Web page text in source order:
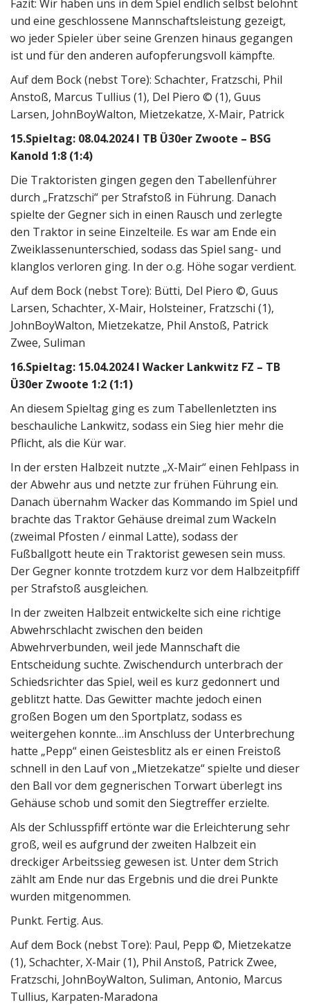
Fazit: Wir haben uns in dem Spiel endlich selbst belohnt
und eine geschlossene Mannschaftsleistung gezeigt,
wo jeder Spieler über seine Grenzen hinaus gegangen
ist und für den anderen aufopferungsvoll kämpfte.
Auf dem Bock (nebst Tore): Schachter, Fratzschi, Phil
Anstoß, Marcus Tullius (1), Del Piero © (1), Guus
Larsen, JohnBoyWalton, Mietzekatze, X-Mair, Patrick
15.Spieltag: 08.04.2024 I TB Ü30er Zwoote – BSG
Kanold 1:8 (1:4)
Die Traktoristen gingen gegen den Tabellenführer
durch „Fratzschi“ per Strafstoß in Führung. Danach
spielte der Gegner sich in einen Rausch und zerlegte
den Traktor in seine Einzelteile. Es war am Ende ein
Zweiklassenunterschied, sodass das Spiel sang- und
klanglos verloren ging. In der o.g. Höhe sogar verdient.
Auf dem Bock (nebst Tore): Bütti, Del Piero ©, Guus
Larsen, Schachter, X-Mair, Holsteiner, Fratzschi (1),
JohnBoyWalton, Mietzekatze, Phil Anstoß, Patrick
Zwee, Suliman
16.Spieltag: 15.04.2024 I Wacker Lankwitz FZ – TB
Ü30er Zwoote 1:2 (1:1)
An diesem Spieltag ging es zum Tabellenletzten ins
beschauliche Lankwitz, sodass ein Sieg hier mehr die
Pflicht, als die Kür war.
In der ersten Halbzeit nutzte „X-Mair“ einen Fehlpass in
der Abwehr aus und netzte zur frühen Führung ein.
Danach übernahm Wacker das Kommando im Spiel und
brachte das Traktor Gehäuse dreimal zum Wackeln
(zweimal Pfosten / einmal Latte), sodass der
Fußballgott heute ein Traktorist gewesen sein muss.
Der Gegner konnte trotzdem kurz vor dem Halbzeitpfiff
per Strafstoß ausgleichen.
In der zweiten Halbzeit entwickelte sich eine richtige
Abwehrschlacht zwischen den beiden
Abwehrverbunden, weil jede Mannschaft die
Entscheidung suchte. Zwischendurch unterbrach der
Schiedsrichter das Spiel, weil es kurz gedonnert und
geblitzt hatte. Das Gewitter machte jedoch einen
großen Bogen um den Sportplatz, sodass es
weitergehen konnte…im Anschluss der Unterbrechung
hatte „Pepp“ einen Geistesblitz als er einen Freistoß
schnell in den Lauf von „Mietzekatze“ spielte und dieser
den Ball vor dem gegnerischen Torwart überlegt ins
Gehäuse schob und somit den Siegtreffer erzielte.
Als der Schlusspfiff ertönte war die Erleichterung sehr
groß, weil es aufgrund der zweiten Halbzeit ein
dreckiger Arbeitssieg gewesen ist. Unter dem Strich
zählt am Ende nur das Ergebnis und die drei Punkte
wurden mitgenommen.
Punkt. Fertig. Aus.
Auf dem Bock (nebst Tore): Paul, Pepp ©, Mietzekatze
(1), Schachter, X-Mair (1), Phil Anstoß, Patrick Zwee,
Fratzschi, JohnBoyWalton, Suliman, Antonio, Marcus
Tullius, Karpaten-Maradona